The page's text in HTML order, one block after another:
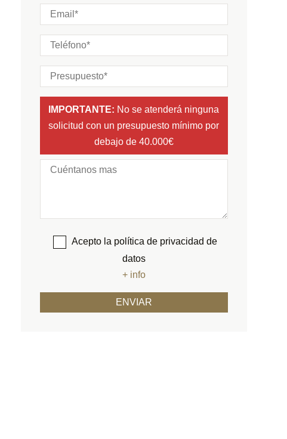
IMPORTANTE: No se atenderá ninguna
solicitud con un presupuesto mínimo por
debajo de 40.000€
Acepto la política de privacidad de
datos
+ info